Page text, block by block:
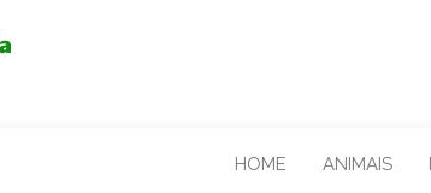
HOME ANIMAIS